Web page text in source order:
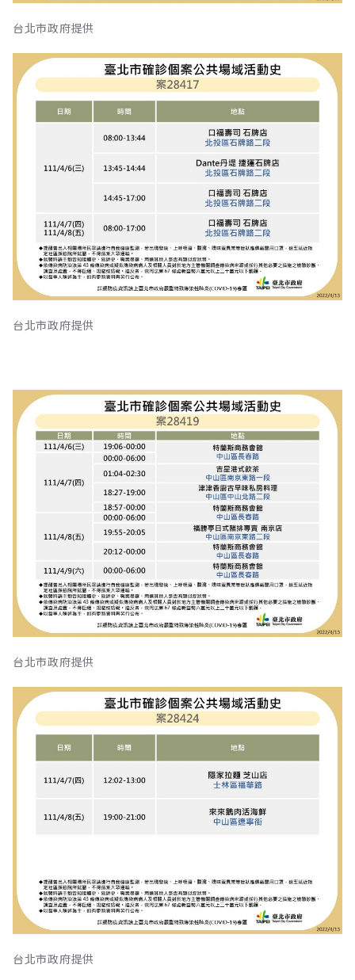
台北市政府提供
台北市政府提供
台北市政府提供
台北市政府提供